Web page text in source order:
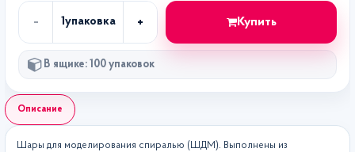
Описание
Шары для моделирования спиралью (ШДМ). Выполнены из
-
во
1упаковка + Купить
В ящике: 100 упаковок